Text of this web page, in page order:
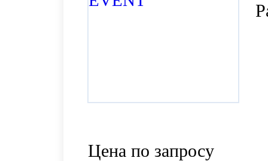
Цена по запросу